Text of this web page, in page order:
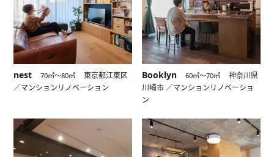
nest 70㎡〜80㎡
東京都江東区
／マンションリノベーション
Booklyn 60㎡〜70㎡
神奈川県
川崎市 ／マンションリノベーショ
ン